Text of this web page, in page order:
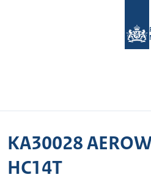
KA30028
HC14T